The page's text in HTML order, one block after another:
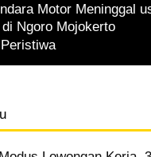
Motor Meninggal
Ngoro Mojokerto
Peristiwa